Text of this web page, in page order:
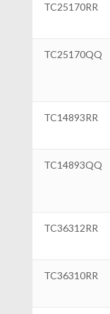
TC25170RR
TC25170QQ
TC14893RR
TC14893QQ
TC36312RR
TC36310RR